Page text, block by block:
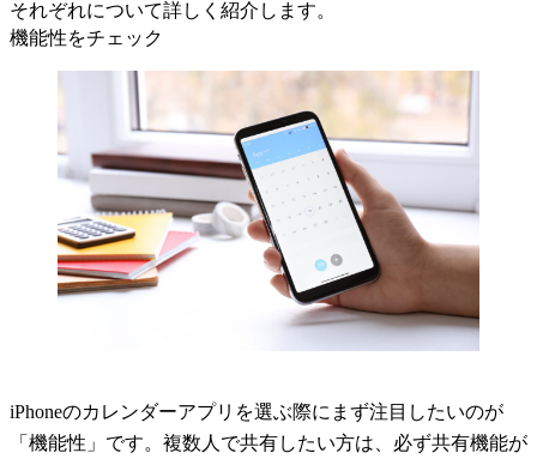
それぞれについて詳しく紹介します。
機能性をチェック
iPhoneのカレンダーアプリを選ぶ際にまず注目したいのが
「機能性」です。複数人で共有したい方は、必ず共有機能が